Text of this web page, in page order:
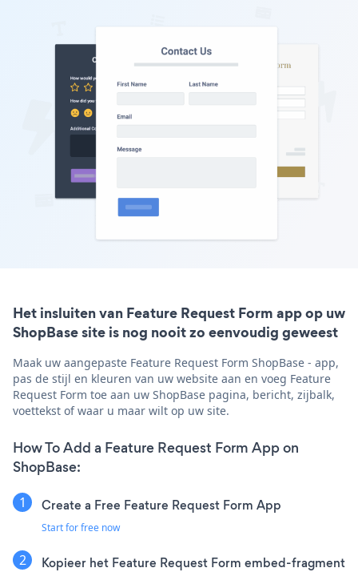
Het insluiten van Feature Request Form app op uw
ShopBase site is nog nooit zo eenvoudig geweest
Maak uw aangepaste Feature Request Form ShopBase - app,
pas de stijl en kleuren van uw website aan en voeg Feature
Request Form toe aan uw ShopBase pagina, bericht, zijbalk,
voettekst of waar u maar wilt op uw site.
How To Add a Feature Request Form App on
ShopBase:
Create a Free Feature Request Form App
Start for free now
Kopieer het Feature Request Form embed-fragment